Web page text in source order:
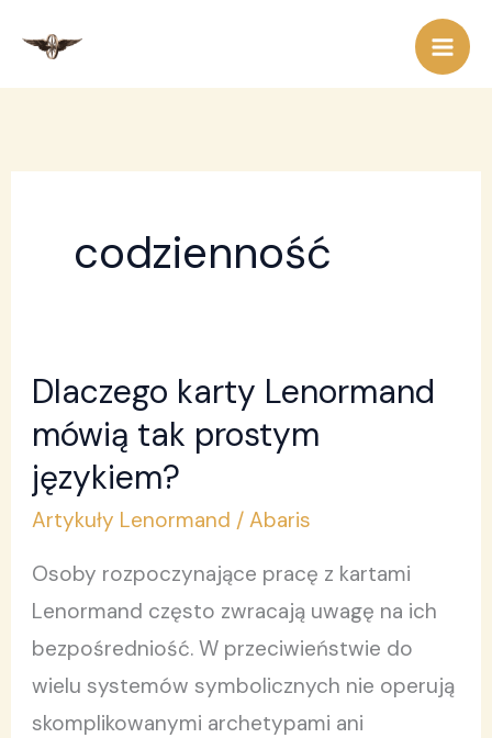
treści
codzienność
Dlaczego karty Lenormand
mówią tak prostym
językiem?
Artykuły Lenormand /Abaris
Osoby rozpoczynające pracę z kartami
Lenormand często zwracają uwagę na ich
bezpośredniość. W przeciwieństwie do
wielu systemów symbolicznych nie operują
skomplikowanymi archetypami ani
Dlaczego
karty
Lenormand
mówią
tak
prostym
językiem?